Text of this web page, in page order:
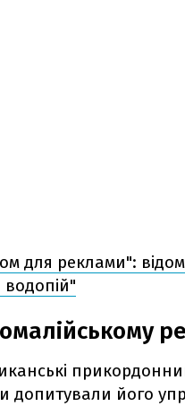
для реклами":
допитували його